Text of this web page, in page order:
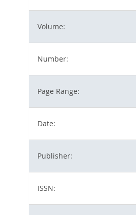
Volume:
Number:
Page Range:
Date:
Publisher:
ISSN: